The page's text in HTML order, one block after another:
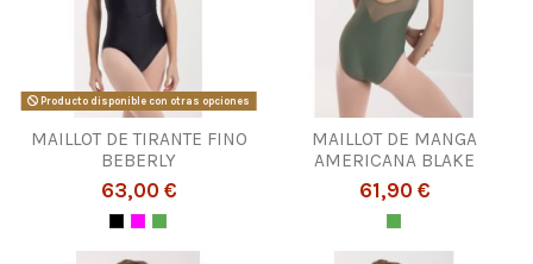
Producto disponible con otras opciones
MAILLOT DE TIRANTE FINO
BEBERLY
63,00 €
MAILLOT DE MANGA
AMERICANA BLAKE
61,90 €